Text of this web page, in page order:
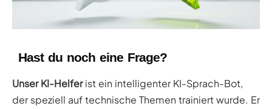
Hast du noch eine Frage?
Unser KI-Helferist ein intelligenter KI-Sprach-Bot,
der speziell auf technische Themen trainiert wurde. Er